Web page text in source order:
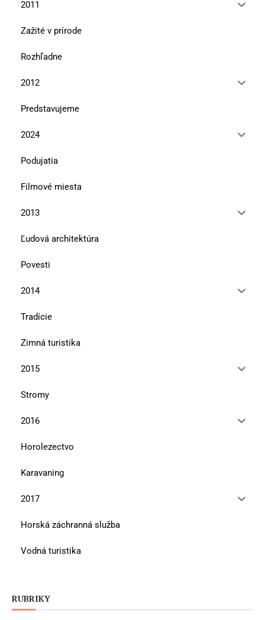
2011
Zažité v prírode
Rozhľadne
2012
Predstavujeme
2024
Podujatia
Filmové miesta
2013
Ľudová architektúra
Povesti
2014
Tradície
Zimná turistika
2015
Stromy
2016
Horolezectvo
Karavaning
2017
Horská záchranná služba
Vodná turistika
RUBRIKY